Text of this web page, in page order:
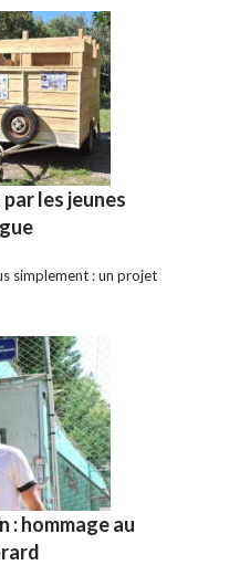
les jeunes
simplement : un projet
: hommage au